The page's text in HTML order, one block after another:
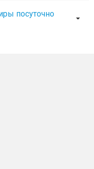
посуточно